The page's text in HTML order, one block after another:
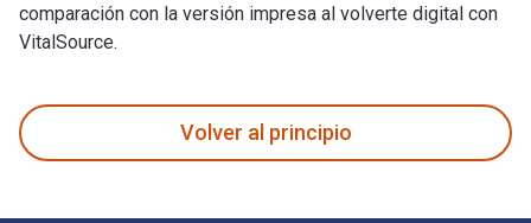
comparación con la versión impresa al volverte digital con
VitalSource.
Volver al principio